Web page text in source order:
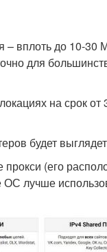
вплоть до 10-30
для
на срок от
будет
(его
лучше